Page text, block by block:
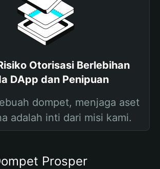
Otorisasi Berlebihan
DApp dan Penipuan
dompet, menjaga aset
adalah inti dari misi kami.
Prosper